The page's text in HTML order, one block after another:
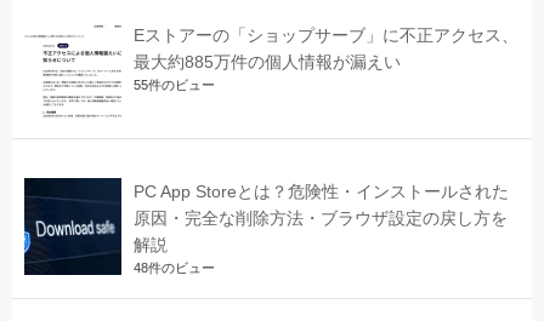
Eストアーの「ショップサーブ」に不正アクセス、
最大約885万件の個人情報が漏えい
55件のビュー
PC App Storeとは？危険性・インストールされた
原因・完全な削除方法・ブラウザ設定の戻し方を
解説
48件のビュー